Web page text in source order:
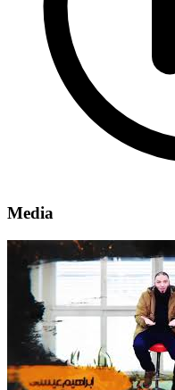
Media